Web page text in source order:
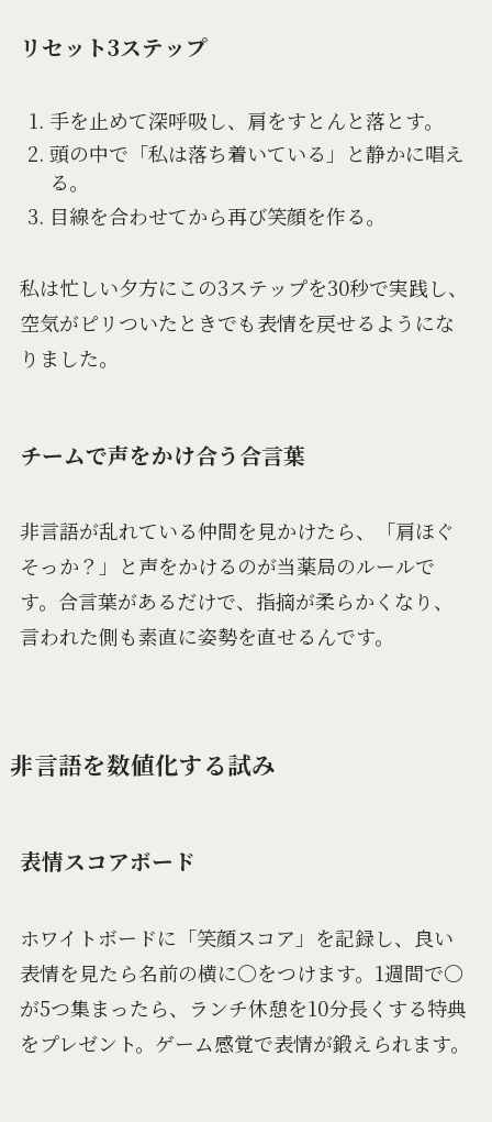
リセット3ステップ
手を止めて深呼吸し、肩をすとんと落とす。
頭の中で「私は落ち着いている」と静かに唱え
る。
目線を合わせてから再び笑顔を作る。
私は忙しい夕方にこの3ステップを30秒で実践し、
空気がピリついたときでも表情を戻せるようにな
りました。
チームで声をかけ合う合言葉
非言語が乱れている仲間を見かけたら、「肩ほぐ
そっか？」と声をかけるのが当薬局のルールで
す。合言葉があるだけで、指摘が柔らかくなり、
言われた側も素直に姿勢を直せるんです。
非言語を数値化する試み
表情スコアボード
ホワイトボードに「笑顔スコア」を記録し、良い
表情を見たら名前の横に〇をつけます。1週間で〇
が5つ集まったら、ランチ休憩を10分長くする特典
をプレゼント。ゲーム感覚で表情が鍛えられます。